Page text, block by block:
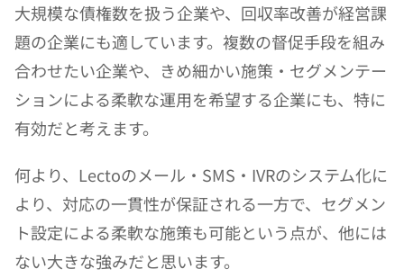
大規模な債権数を扱う企業や、回収率改善が経営課
題の企業にも適しています。複数の督促手段を組み
合わせたい企業や、きめ細かい施策・セグメンテー
ションによる柔軟な運用を希望する企業にも、特に
有効だと考えます。
何より、Lectoのメール・SMS・IVRのシステム化に
より、対応の一貫性が保証される一方で、セグメン
ト設定による柔軟な施策も可能という点が、他には
ない大きな強みだと思います。